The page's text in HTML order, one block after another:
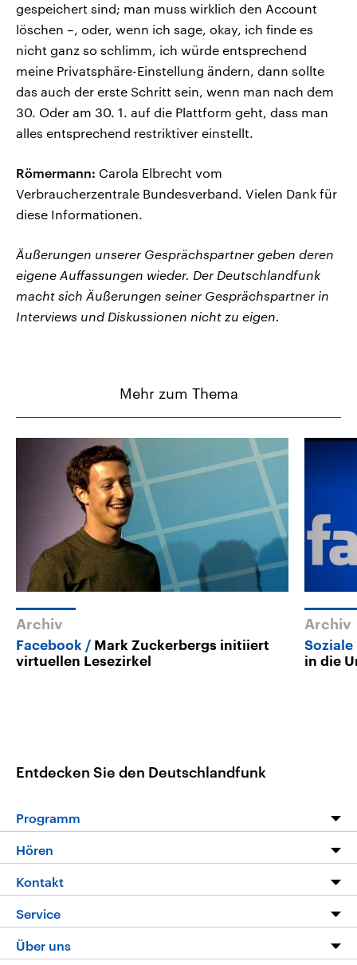
gespeichert sind; man muss wirklich den Account
löschen –, oder, wenn ich sage, okay, ich finde es
nicht ganz so schlimm, ich würde entsprechend
meine Privatsphäre-Einstellung ändern, dann sollte
das auch der erste Schritt sein, wenn man nach dem
30. Oder am 30. 1. auf die Plattform geht, dass man
alles entsprechend restriktiver einstellt.
Römermann: Carola Elbrecht vom
Verbraucherzentrale Bundesverband. Vielen Dank für
diese Informationen.
Äußerungen unserer Gesprächspartner geben deren
eigene Auffassungen wieder. Der Deutschlandfunk
macht sich Äußerungen seiner Gesprächspartner in
Interviews und Diskussionen nicht zu eigen.
Mehr zum Thema
Archiv
Facebook
Mark Zuckerbergs initiiert
virtuellen Lesezirkel
Archiv
Soziale
in die
Entdecken Sie den Deutschlandfunk
Programm
Programm
Die Nachrichten
Nachrichtenleicht
Neue Beiträge auf dlf.de
Hören
Livestream
Podcasts
Deutschlandfunk App
Kontakt
Hörerservice
Service
FAQ
Über uns